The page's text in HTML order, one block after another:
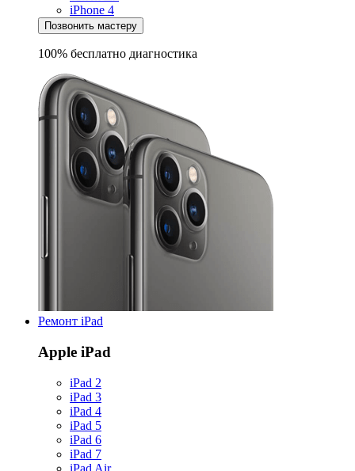
iPhone 4
Позвонить мастеру
100% бесплатно диагностика
Ремонт iPad
Apple iPad
iPad 2
iPad 3
iPad 4
iPad 5
iPad 6
iPad 7
iPad Air